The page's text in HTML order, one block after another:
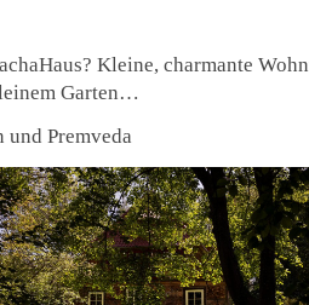
Kleine, charmante
Garten…
und Premveda